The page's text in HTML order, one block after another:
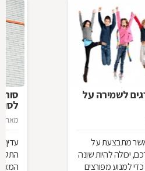
לשמירה על
אשר מתבצעת על
מנת לשמור על בטיחות ילדכם, יכולה להיות שונה
למנוע מפורצים
מאת: